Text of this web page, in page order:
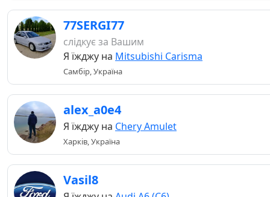
77SERGI77
слідкує за Вашим
Я їжджу на Mitsubishi Carisma
Самбір, Україна
alex_a0e4
Я їжджу на Chery Amulet
Харків, Україна
Vasil8